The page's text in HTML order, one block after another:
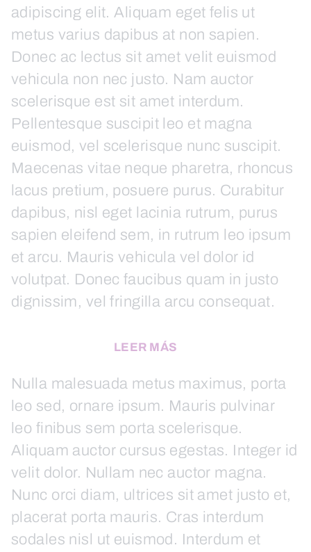
adipiscing elit. Aliquam eget felis ut
metus varius dapibus at non sapien.
Donec ac lectus sit amet velit euismod
vehicula non nec justo. Nam auctor
scelerisque est sit amet interdum.
Pellentesque suscipit leo et magna
euismod, vel scelerisque nunc suscipit.
Maecenas vitae neque pharetra, rhoncus
lacus pretium, posuere purus. Curabitur
dapibus, nisl eget lacinia rutrum, purus
sapien eleifend sem, in rutrum leo ipsum
et arcu. Mauris vehicula vel dolor id
volutpat. Donec faucibus quam in justo
dignissim, vel fringilla arcu consequat.
LEER MÁS
Nulla malesuada metus maximus, porta
leo sed, ornare ipsum. Mauris pulvinar
leo finibus sem porta scelerisque.
Aliquam auctor cursus egestas. Integer id
velit dolor. Nullam nec auctor magna.
Nunc orci diam, ultrices sit amet justo et,
placerat porta mauris. Cras interdum
sodales nisl ut euismod. Interdum et